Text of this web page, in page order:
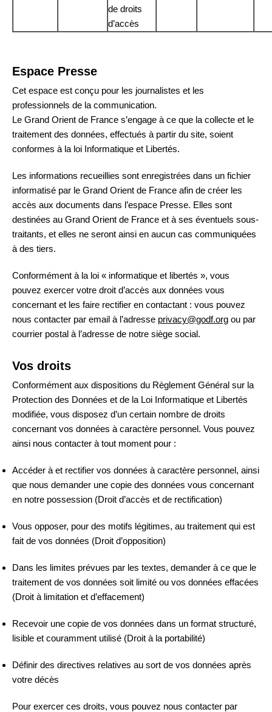
de droits
d’accès
Espace Presse
Cet espace est conçu pour les journalistes et les
professionnels de la communication.
Le Grand Orient de France s’engage à ce que la collecte et le
traitement des données, effectués à partir du site, soient
conformes à la loi Informatique et Libertés.
Les informations recueillies sont enregistrées dans un fichier
informatisé par le Grand Orient de France afin de créer les
accès aux documents dans l’espace Presse. Elles sont
destinées au Grand Orient de France et à ses éventuels sous-
traitants, et elles ne seront ainsi en aucun cas communiquées
à des tiers.
Conformément à la loi « informatique et libertés », vous
pouvez exercer votre droit d’accès aux données vous
concernant et les faire rectifier en contactant : vous pouvez
nous contacter par email à l’adresse privacy@godf.org ou par
courrier postal à l’adresse de notre siège social.
Vos droits
Conformément aux dispositions du Règlement Général sur la
Protection des Données et de la Loi Informatique et Libertés
modifiée, vous disposez d’un certain nombre de droits
concernant vos données à caractère personnel. Vous pouvez
ainsi nous contacter à tout moment pour :
Accéder à et rectifier vos données à caractère personnel, ainsi
que nous demander une copie des données vous concernant
en notre possession (Droit d’accès et de rectification)
Vous opposer, pour des motifs légitimes, au traitement qui est
fait de vos données (Droit d’opposition)
Dans les limites prévues par les textes, demander à ce que le
traitement de vos données soit limité ou vos données effacées
(Droit à limitation et d’effacement)
Recevoir une copie de vos données dans un format structuré,
lisible et couramment utilisé (Droit à la portabilité)
Définir des directives relatives au sort de vos données après
votre décès
Pour exercer ces droits, vous pouvez nous contacter par